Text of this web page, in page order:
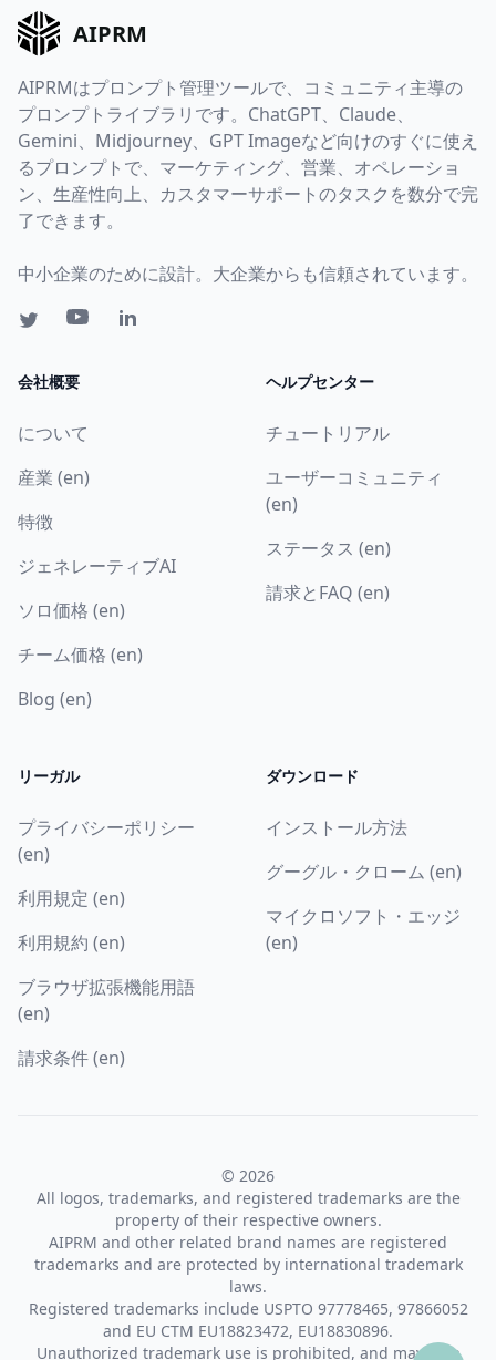
AIPRM
AIPRMはプロンプト管理ツールで、コミュニティ主導の
プロンプトライブラリです。ChatGPT、Claude、
Gemini、Midjourney、GPT Imageなど向けのすぐに使え
るプロンプトで、マーケティング、営業、オペレーショ
ン、生産性向上、カスタマーサポートのタスクを数分で完
了できます。
中小企業のために設計。大企業からも信頼されています。
会社概要
について
産業 (en)
特徴
ジェネレーティブAI
ソロ価格 (en)
チーム価格 (en)
Blog (en)
ヘルプセンター
チュートリアル
ユーザーコミュニティ
(en)
ステータス (en)
請求とFAQ (en)
リーガル
プライバシーポリシー
(en)
利用規定 (en)
利用規約 (en)
ブラウザ拡張機能用語
(en)
請求条件 (en)
ダウンロード
インストール方法
グーグル・クローム (en)
マイクロソフト・エッジ
(en)
© 2026
All logos, trademarks, and registered trademarks are the
property of their respective owners.
AIPRM and other related brand names are registered
trademarks and are protected by international trademark
laws.
Registered trademarks include USPTO 97778465, 97866052
and EU CTM EU18823472, EU18830896.
Unauthorized trademark use is prohibited, and may be a